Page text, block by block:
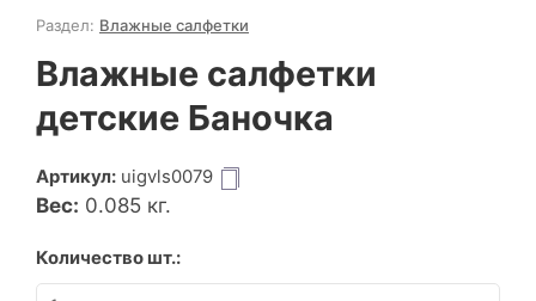
Раздел: Влажные салфетки
Влажные салфетки
детские Баночка
Артикул: uigvls0079
Вес: 0.085 кг.
Количество шт.: